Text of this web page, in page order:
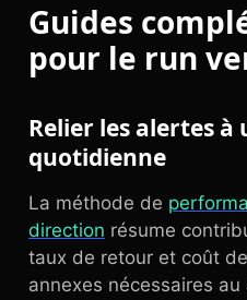
Guides
pour le run
Relier les alertes à
quotidienne
La méthode de
direction résume
taux de retour et coût
annexes nécessaires